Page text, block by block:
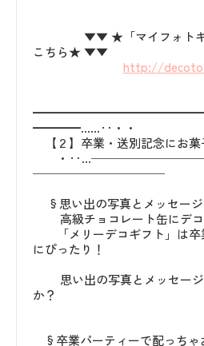
▼▼ ★「マイフォトキャ
こちら★ ▼▼
http://
━━━━……‥・・
【２】卒業・送別記念にお菓
・
───────────
§思い出の写真とメッセー
高級チョコレート缶にデコ
「メリーデコギフト」は卒
にぴったり！
思い出の写真とメッセージ
か？
§卒業パーティーで配っちゃ